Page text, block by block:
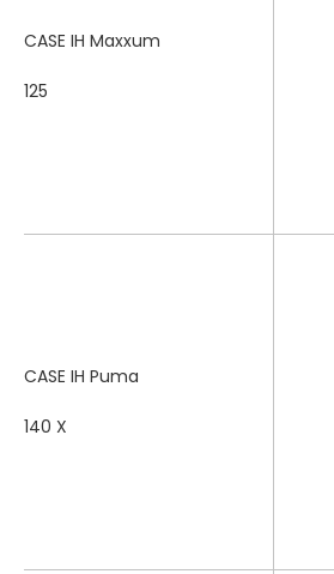
CASE IH Maxxum
125
CASE IH Puma
140 X